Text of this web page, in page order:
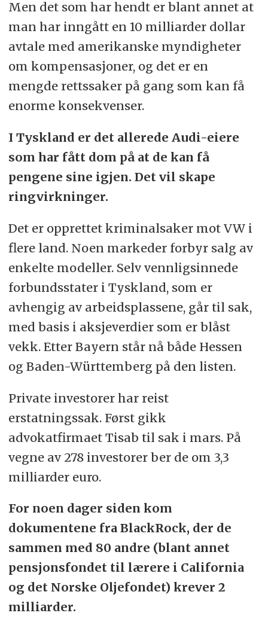
Men det som har hendt er blant annet at
man har inngått en 10 milliarder dollar
avtale med amerikanske myndigheter
om kompensasjoner, og det er en
mengde rettssaker på gang som kan få
enorme konsekvenser.
I Tyskland er det allerede Audi-eiere
som har fått dom på at de kan få
pengene sine igjen. Det vil skape
ringvirkninger.
Det er opprettet kriminalsaker mot VW i
flere land. Noen markeder forbyr salg av
enkelte modeller. Selv vennligsinnede
forbundsstater i Tyskland, som er
avhengig av arbeidsplassene, går til sak,
med basis i aksjeverdier som er blåst
vekk. Etter Bayern står nå både Hessen
og Baden-Württemberg på den listen.
Private investorer har reist
erstatningssak. Først gikk
advokatfirmaet Tisab til sak i mars. På
vegne av 278 investorer ber de om 3,3
milliarder euro.
For noen dager siden kom
dokumentene fra BlackRock, der de
sammen med 80 andre (blant annet
pensjonsfondet til lærere i California
og det Norske Oljefondet) krever 2
milliarder.